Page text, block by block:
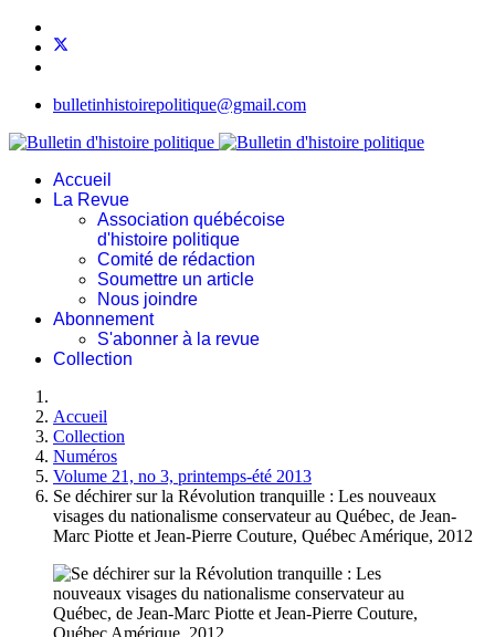
bulletinhistoirepolitique@gmail.com
Accueil
La Revue
Association québécoise
d'histoire politique
Comité de rédaction
Soumettre un article
Nous joindre
Abonnement
S'abonner à la revue
Collection
Accueil
Collection
Numéros
Volume 21, no 3, printemps-été 2013
Se déchirer sur la Révolution tranquille : Les nouveaux
visages du nationalisme conservateur au Québec, de Jean-
Marc Piotte et Jean-Pierre Couture, Québec Amérique, 2012